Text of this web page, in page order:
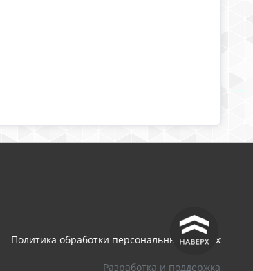
^
Политика обработки персональных данных
Разработка и поддержка